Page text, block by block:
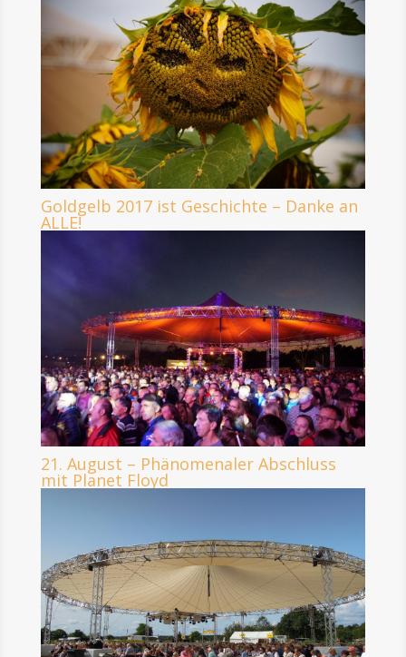
Goldgelb 2017 ist Geschichte – Danke an
ALLE!
21. August – Phänomenaler Abschluss
mit Planet Floyd